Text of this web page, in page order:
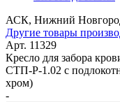
АСК, Нижний
Другие товары
Арт. 11329
Кресло для забора
СТП-Р-1.02 с
хром)
-